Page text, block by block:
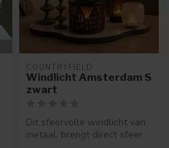
COUNTRYFIELD
Windlicht Amsterdam S
zwart
Dit sfeervolle windlicht van
metaal, brengt direct sfeer